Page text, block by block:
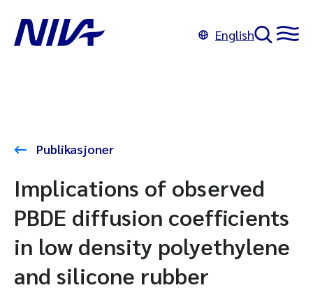
English
Publikasjoner
Implications of observed
PBDE diffusion coefficients
in low density polyethylene
and silicone rubber